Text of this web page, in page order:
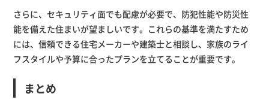
さらに、セキュリティ面でも配慮が必要で、防犯性能や防災性
能を備えた住まいが望ましいです。これらの基準を満たすため
には、信頼できる住宅メーカーや建築士と相談し、家族のライ
フスタイルや予算に合ったプランを立てることが重要です。
まとめ